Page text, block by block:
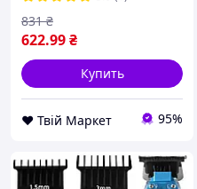
622.99₴
831 ₴
Купить
❤️ Твій Маркет 95%